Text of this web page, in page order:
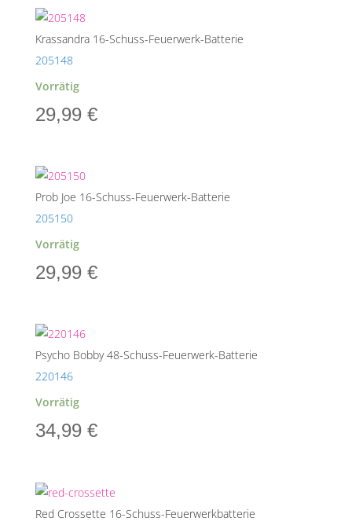
Krassandra 16-Schuss-Feuerwerk-Batterie
205148
Vorrätig
29,99 €
Prob Joe 16-Schuss-Feuerwerk-Batterie
205150
Vorrätig
29,99 €
Psycho Bobby 48-Schuss-Feuerwerk-Batterie
220146
Vorrätig
34,99 €
Red Crossette 16-Schuss-Feuerwerkbatterie